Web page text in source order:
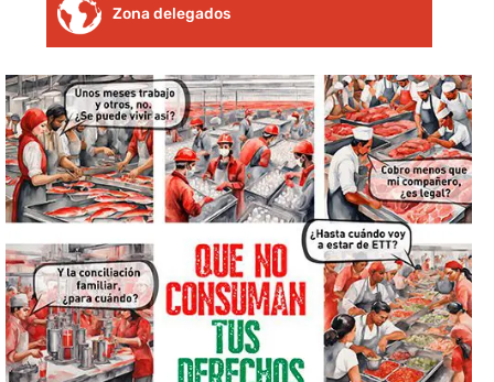
Zona delegados